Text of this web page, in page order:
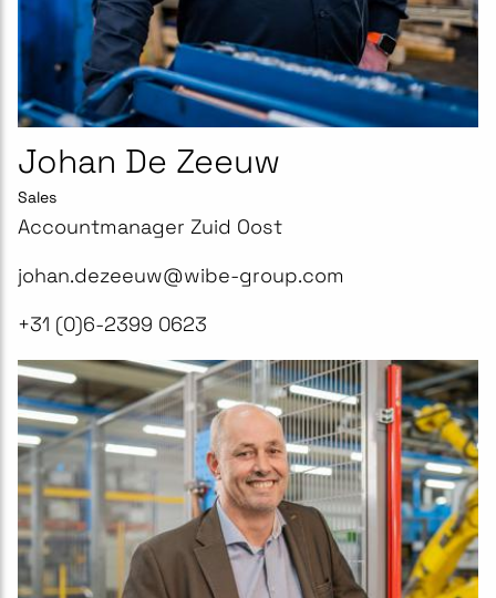
Johan De Zeeuw
Sales
Accountmanager Zuid Oost
johan.dezeeuw@wibe-group.com
+31 (0)6-2399 0623​